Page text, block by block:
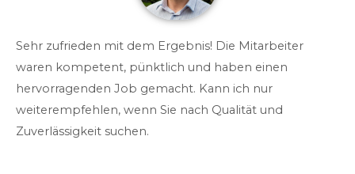
Sehr zufrieden mit dem Ergebnis! Die Mitarbeiter
waren kompetent, pünktlich und haben einen
hervorragenden Job gemacht. Kann ich nur
weiterempfehlen, wenn Sie nach Qualität und
Zuverlässigkeit suchen.